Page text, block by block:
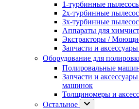
1-турбинные
2х-турбинные
3х-турбинные
Аппараты для
Экстракторы /
Запчасти и
Оборудование для
Полировальные
Запчасти и
машинок
Толщиномеры и
Остальное